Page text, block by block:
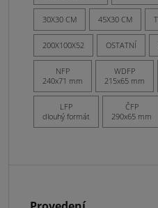
30X30 CM 45X30 CM
200X100X52 OSTATNÍ
NFP
240x71 mm
WDFP
215x65 mm
LFP
dlouhý formát
ČFP
290x65 mm